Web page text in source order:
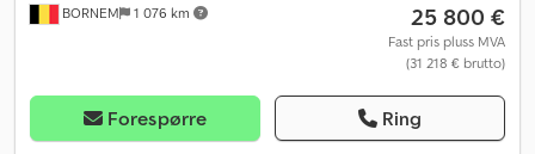
BORNEM 1 076 km 25 800 €
Fast pris pluss MVA
(31 218 € brutto)
Forespørre Ring